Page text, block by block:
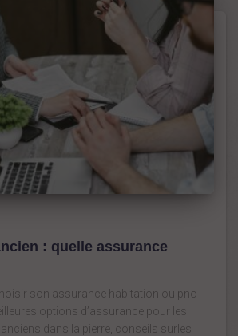
: quelle assurance
son assurance habitation ou pno
options d’assurance pour les
dans la pierre, conseils surles